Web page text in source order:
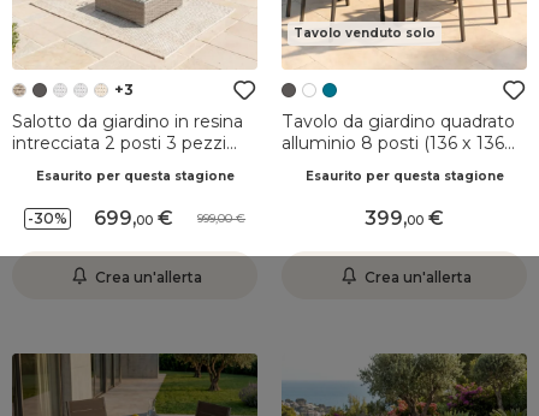
+3
Salotto da giardino in resina
intrecciata 2 posti 3 pezzi
Esaurito per questa stagione
-30% 699,00 999,00
Crea un'allerta
Tavolo venduto solo
Tavolo da giardino quadrato
alluminio 8 posti (136 x 136
Esaurito per questa stagione
399,00
Crea un'allerta